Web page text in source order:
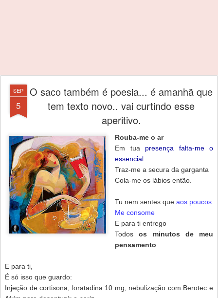
SEP
5
O saco também é poesia... é amanhã que
tem texto novo.. vai curtindo esse
aperitivo.
Rouba-me o ar
Em tua presença falta-me o
essencial
Traz-me a secura da garganta
Cola-me os lábios então.
Tu nem sentes que aos poucos
Me consome
E para ti entrego
Todosos minutos de meu
pensamento
E para ti,
É só isso que guardo:
Injeção de cortisona, loratadina 10 mg, nebulização com Berotec e